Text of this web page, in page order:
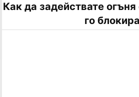
Как да задействате
го блокира